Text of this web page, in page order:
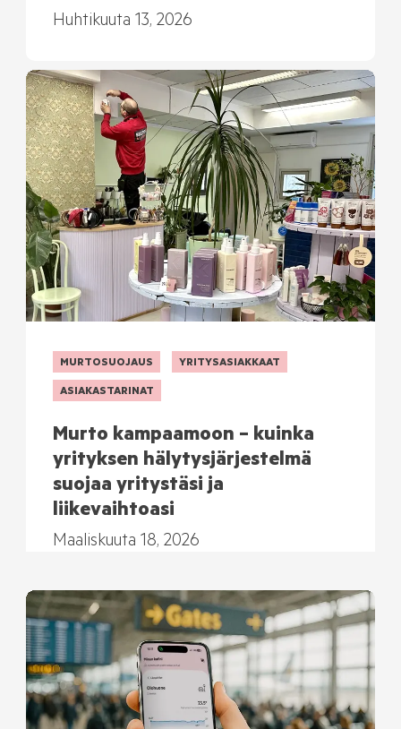
Huhtikuuta 13, 2026
MURTOSUOJAUS YRITYSASIAKKAAT
ASIAKASTARINAT
Murto kampaamoon – kuinka
yrityksen hälytysjärjestelmä
suojaa yritystäsi ja
liikevaihtoasi
Maaliskuuta 18, 2026